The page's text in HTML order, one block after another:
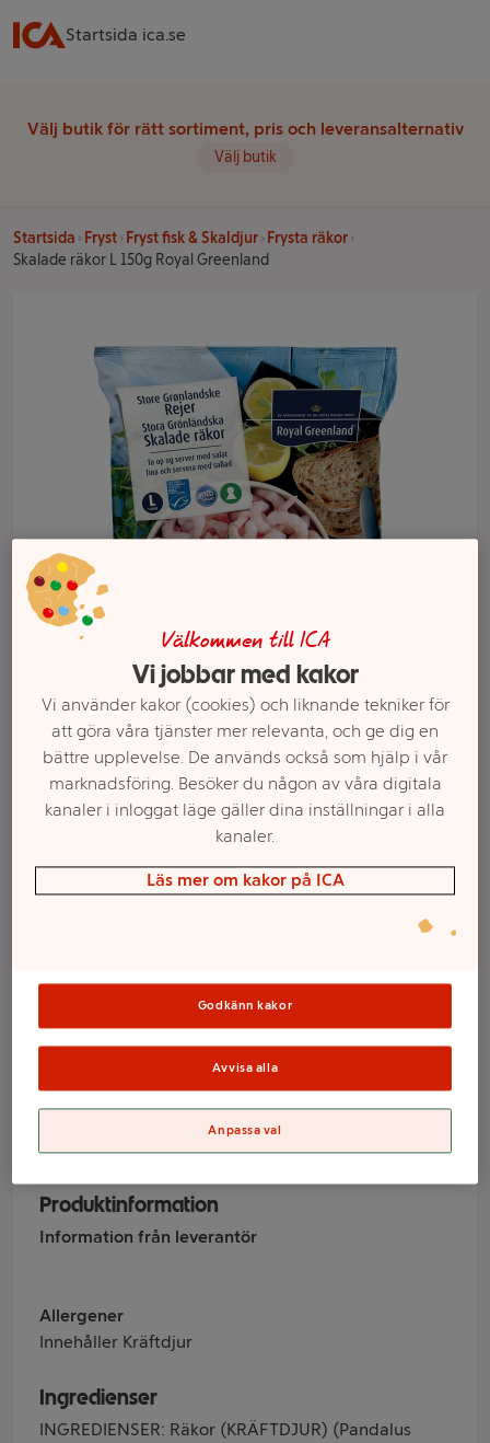
Startsida ica.se
Välj butik för rätt sortiment, pris och leveransalternativ
Välj butik
Startsida Fryst Fryst fisk & Skaldjur
Frysta räkor
Skalade räkor L 150g Royal Greenland
150g Royal
Greenland
Varumärke
Royal Greenland
Produktinformation
Information från leverantör
Allergener
Innehåller Kräftdjur
Ingredienser
INGREDIENSER: Räkor (KRÄFTDJUR) (Pandalus
Välj butik och handla
Sortimentet kan variera mellan butikerna
Välkommen till ICA
Vi jobbar med kakor
Vi använder kakor (cookies) och liknande tekniker för
att göra våra tjänster mer relevanta, och ge dig en
bättre upplevelse. De används också som hjälp i vår
marknadsföring. Besöker du någon av våra digitala
kanaler i inloggat läge gäller dina inställningar i alla
kanaler.
Läs mer om kakor på ICA
Godkänn kakor
Avvisa alla
Anpassa val